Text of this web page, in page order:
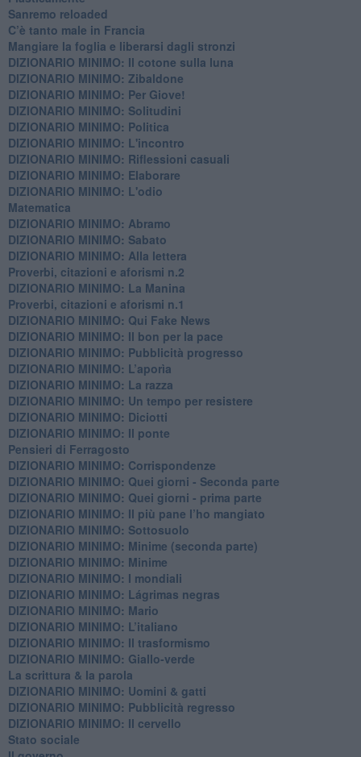
Sanremo reloaded
C’è tanto male in Francia
​Mangiare la foglia e liberarsi dagli stronzi
DIZIONARIO MINIMO: Il cotone sulla luna
DIZIONARIO MINIMO: Zibaldone
DIZIONARIO MINIMO: Per Giove!
DIZIONARIO MINIMO: Solitudini
DIZIONARIO MINIMO: Politica
DIZIONARIO MINIMO: L'incontro
DIZIONARIO MINIMO: Riflessioni casuali
DIZIONARIO MINIMO: Elaborare
DIZIONARIO MINIMO: L'odio
​Matematica
DIZIONARIO MINIMO: Abramo
DIZIONARIO MINIMO: Sabato
​DIZIONARIO MINIMO: Alla lettera
Proverbi, citazioni e aforismi n.2
DIZIONARIO MINIMO: La Manina
​Proverbi, citazioni e aforismi n.1
DIZIONARIO MINIMO: Qui Fake News
DIZIONARIO MINIMO: ​Il bon per la pace
DIZIONARIO MINIMO: Pubblicità progresso
DIZIONARIO MINIMO: L’aporìa
DIZIONARIO MINIMO: La razza
DIZIONARIO MINIMO: Un tempo per resistere
DIZIONARIO MINIMO: Diciotti
DIZIONARIO MINIMO: Il ponte
Pensieri di Ferragosto
DIZIONARIO MINIMO: Corrispondenze
DIZIONARIO MINIMO: Quei giorni - Seconda parte
DIZIONARIO MINIMO: Quei giorni - prima parte
DIZIONARIO MINIMO: Il più pane l’ho mangiato
DIZIONARIO MINIMO: Sottosuolo
DIZIONARIO MINIMO: Minime (seconda parte)
DIZIONARIO MINIMO: Minime
DIZIONARIO MINIMO: ​I mondiali
DIZIONARIO MINIMO: ​Lágrimas negras
DIZIONARIO MINIMO: Mario
DIZIONARIO MINIMO: L’italiano
DIZIONARIO MINIMO: Il trasformismo
DIZIONARIO MINIMO: Giallo-verde
La scrittura & la parola
​DIZIONARIO MINIMO: Uomini & gatti
DIZIONARIO MINIMO: ​Pubblicità regresso
DIZIONARIO MINIMO: Il cervello
Stato sociale